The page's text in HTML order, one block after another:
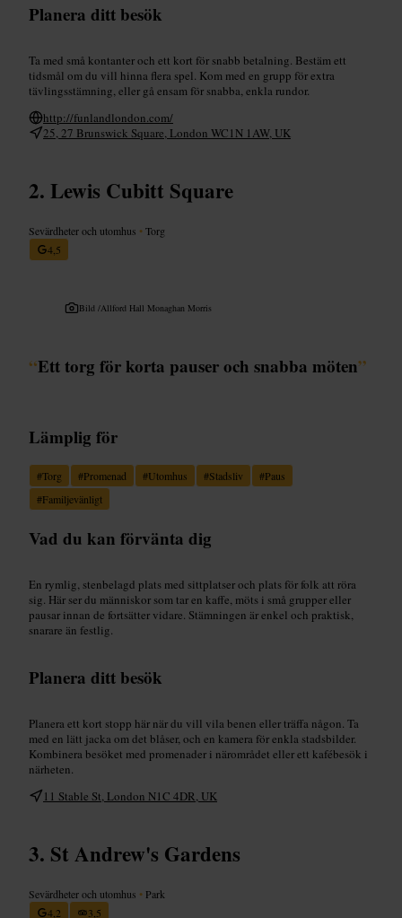
Planera ditt besök
Ta med små kontanter och ett kort för snabb betalning. Bestäm ett
tidsmål om du vill hinna flera spel. Kom med en grupp för extra
tävlingsstämning, eller gå ensam för snabba, enkla rundor.
http://funlandlondon.com/
25, 27 Brunswick Square, London WC1N 1AW, UK
Lewis Cubitt Square
Sevärdheter och utomhus •Torg
4,5
Bild /Allford Hall Monaghan Morris
“Ett torg för korta pauser och snabba möten”
Lämplig för
#Torg #Promenad #Utomhus #Stadsliv #Paus
#Familjevänligt
Vad du kan förvänta dig
En rymlig, stenbelagd plats med sittplatser och plats för folk att röra
sig. Här ser du människor som tar en kaffe, möts i små grupper eller
pausar innan de fortsätter vidare. Stämningen är enkel och praktisk,
snarare än festlig.
Planera ditt besök
Planera ett kort stopp här när du vill vila benen eller träffa någon. Ta
med en lätt jacka om det blåser, och en kamera för enkla stadsbilder.
Kombinera besöket med promenader i närområdet eller ett kafébesök i
närheten.
11 Stable St, London N1C 4DR, UK
St Andrew's Gardens
Sevärdheter och utomhus • Park
4,2
3,5